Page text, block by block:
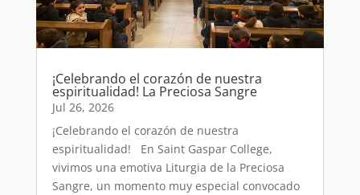
¡Celebrando el corazón de nuestra
espiritualidad! La Preciosa Sangre
Jul 26, 2026
¡Celebrando el corazón de nuestra
espiritualidad! En Saint Gaspar College,
vivimos una emotiva Liturgia de la Preciosa
Sangre, un momento muy especial convocado